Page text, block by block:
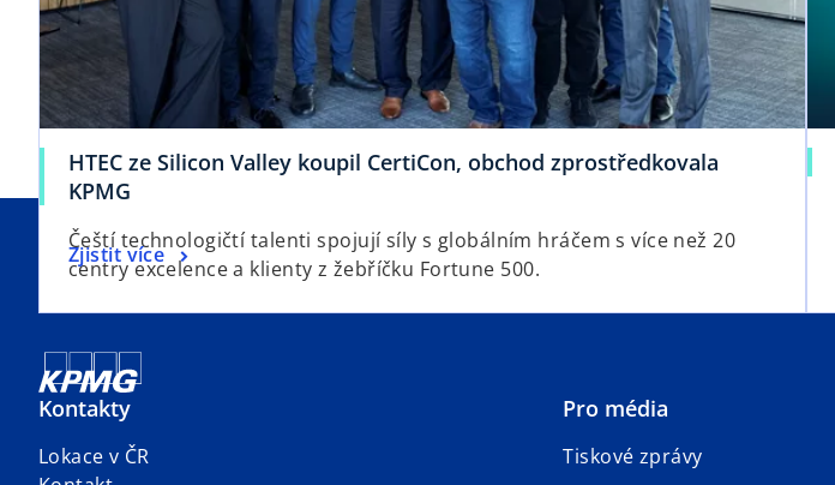
HTEC ze Silicon Valley koupil CertiCon, obchod zprostředkovala
KPMG
Čeští technologičtí talenti spojují síly s globálním hráčem s více než 20
centry excelence a klienty z žebříčku Fortune 500.
Zjistit více
Kontakty
Lokace v ČR
Pro média
Tiskové zprávy